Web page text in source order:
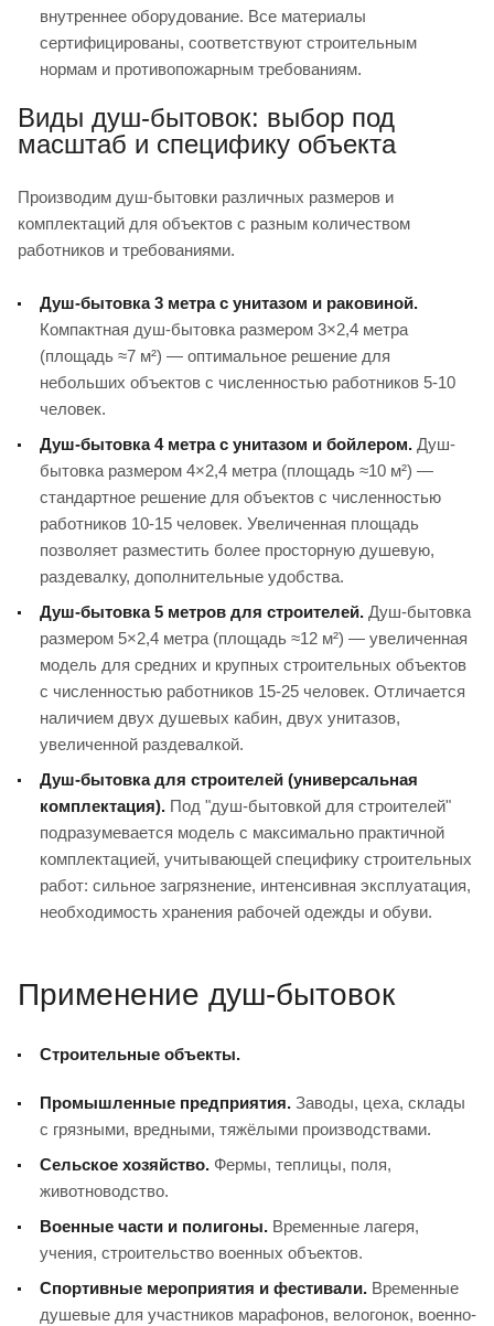
внутреннее оборудование. Все материалы
сертифицированы, соответствуют строительным
нормам и противопожарным требованиям.
Виды душ-бытовок: выбор под
масштаб и специфику объекта
Производим душ-бытовки различных размеров и
комплектаций для объектов с разным количеством
работников и требованиями.
Душ-бытовка 3 метра с унитазом и раковиной.
Компактная душ-бытовка размером 3×2,4 метра
(площадь ≈7 м²) — оптимальное решение для
небольших объектов с численностью работников 5-10
человек.
Душ-бытовка 4 метра с унитазом и бойлером. Душ-
бытовка размером 4×2,4 метра (площадь ≈10 м²) —
стандартное решение для объектов с численностью
работников 10-15 человек. Увеличенная площадь
позволяет разместить более просторную душевую,
раздевалку, дополнительные удобства.
Душ-бытовка 5 метров для строителей. Душ-бытовка
размером 5×2,4 метра (площадь ≈12 м²) — увеличенная
модель для средних и крупных строительных объектов
с численностью работников 15-25 человек. Отличается
наличием двух душевых кабин, двух унитазов,
увеличенной раздевалкой.
Душ-бытовка для строителей (универсальная
комплектация). Под "душ-бытовкой для строителей"
подразумевается модель с максимально практичной
комплектацией, учитывающей специфику строительных
работ: сильное загрязнение, интенсивная эксплуатация,
необходимость хранения рабочей одежды и обуви.
Применение душ-бытовок
Строительные объекты.
Промышленные предприятия. Заводы, цеха, склады
с грязными, вредными, тяжёлыми производствами.
Сельское хозяйство. Фермы, теплицы, поля,
животноводство.
Военные части и полигоны. Временные лагеря,
учения, строительство военных объектов.
Спортивные мероприятия и фестивали. Временные
душевые для участников марафонов, велогонок, военно-